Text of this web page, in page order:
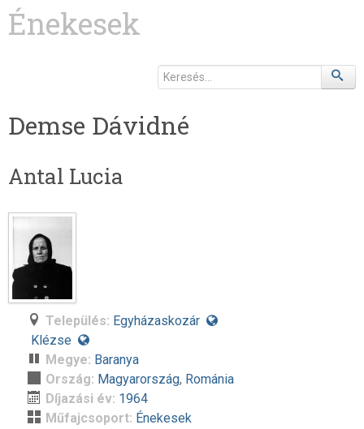
Énekesek
Demse Dávidné
Antal Lucia
Település: Egyházaskozár
Klézse
Megye: Baranya
Ország: Magyarország, Románia
Díjazási év: 1964
Műfajcsoport: Énekesek